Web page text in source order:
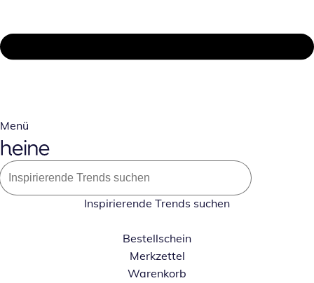
Menü
Inspirierende Trends suchen
Bestellschein
Merkzettel
Warenkorb